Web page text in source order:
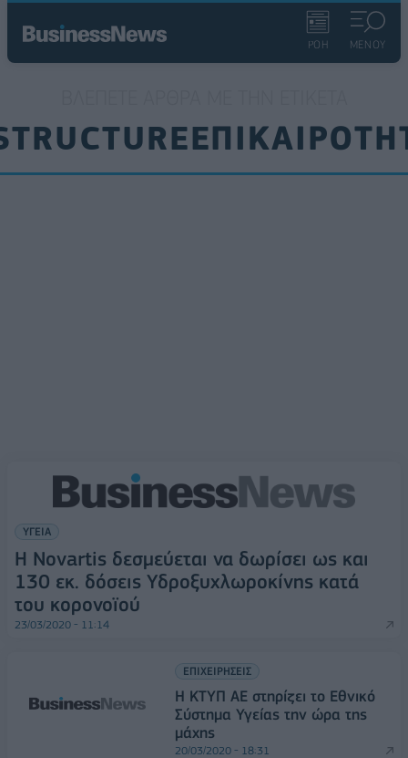
ΡΟΗ ΜΕΝΟΥ
ΥΓΕΙΑ
Η Novartis δεσμεύεται να δωρίσει ως και
130 εκ. δόσεις Υδροξυχλωροκίνης κατά
του κορονοϊού
23/03/2020 - 11:14
ΕΠΙΧΕΙΡΗΣΕΙΣ
Η ΚΤΥΠ ΑΕ στηρίζει το Εθνικό
Σύστημα Υγείας την ώρα της
μάχης
20/03/2020 - 18:31